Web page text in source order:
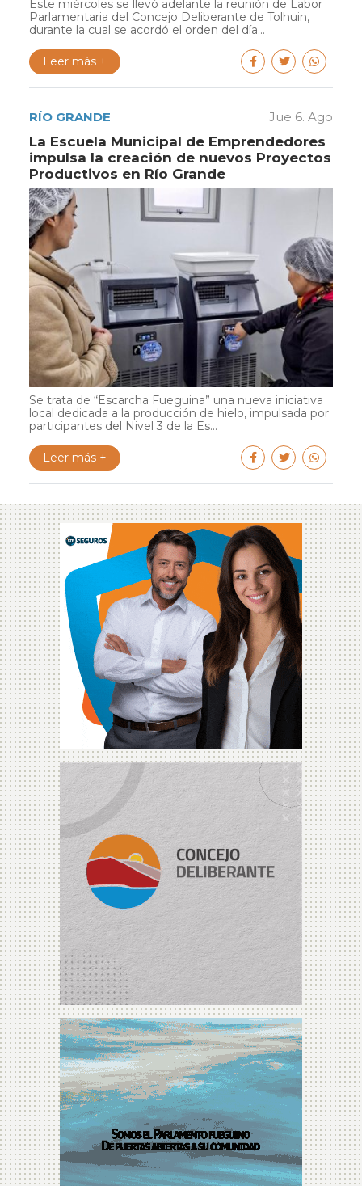
Este miércoles se llevó adelante la reunión de Labor
Parlamentaria del Concejo Deliberante de Tolhuin,
durante la cual se acordó el orden del día...
Leer más +
RÍO GRANDE Jue 6. Ago
La Escuela Municipal de Emprendedores
impulsa la creación de nuevos Proyectos
Productivos en Río Grande
Se trata de “Escarcha Fueguina” una nueva iniciativa
local dedicada a la producción de hielo, impulsada por
participantes del Nivel 3 de la Es...
Leer más +